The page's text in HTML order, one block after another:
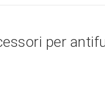
per